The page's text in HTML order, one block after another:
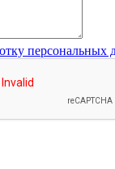
персональных